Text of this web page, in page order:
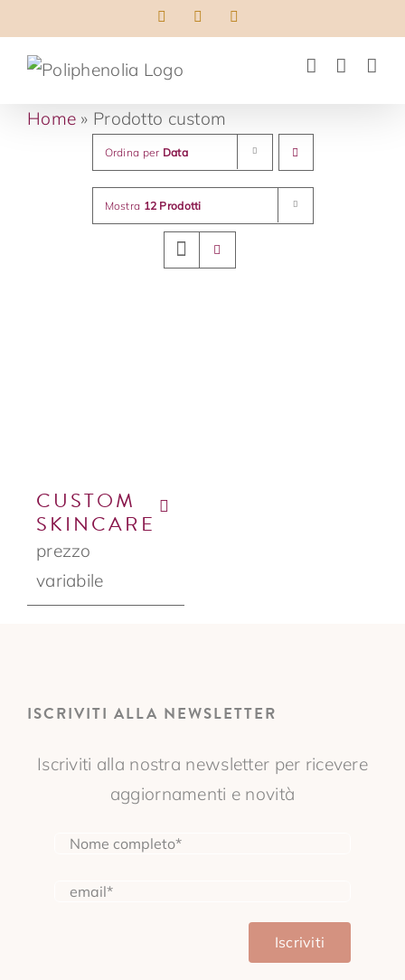
al
contenuto
FacebookLinkedIn
Home » Prodotto custom
Ordina per Data
Mostra 12 Prodotti
CUSTOM
SKINCARE
prezzo
variabile
ISCRIVITI ALLA NEWSLETTER
Iscriviti alla nostra newsletter per ricevere
aggiornamenti e novità
Iscriviti